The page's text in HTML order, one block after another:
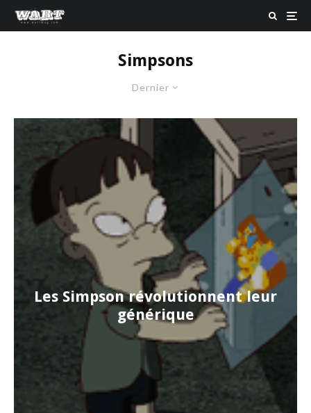
Simpsons
Dernier
Les Simpson révolutionnent leur
générique